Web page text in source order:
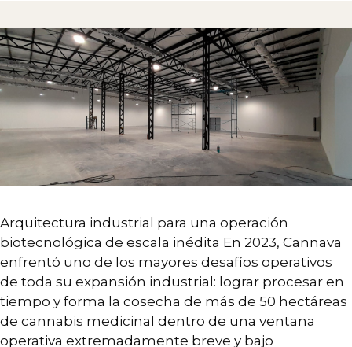
Arquitectura industrial para una operación
biotecnológica de escala inédita En 2023, Cannava
enfrentó uno de los mayores desafíos operativos
de toda su expansión industrial: lograr procesar en
tiempo y forma la cosecha de más de 50 hectáreas
de cannabis medicinal dentro de una ventana
operativa extremadamente breve y bajo